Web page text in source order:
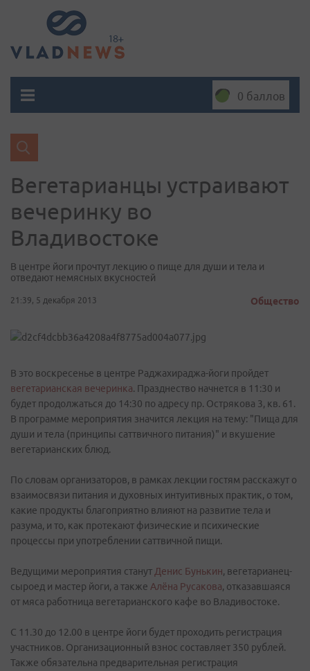
0 баллов
Вегетарианцы устраивают
вечеринку во
Владивостоке
В центре йоги прочтут лекцию о пище для души и тела и
отведают немясных вкусностей
21:39, 5 декабря 2013 Общество
В это воскресенье в центре Раджахираджа-йоги пройдет
вегетарианская вечеринка. Празднество начнется в 11:30 и
будет продолжаться до 14:30 по адресу пр. Острякова 3, кв. 61.
В программе мероприятия значится лекция на тему: "Пища для
души и тела (принципы саттвичного питания)" и вкушение
вегетарианских блюд.
По словам организаторов, в рамках лекции гостям расскажут о
взаимосвязи питания и духовных интуитивных практик, о том,
какие продукты благоприятно влияют на развитие тела и
разума, и то, как протекают физические и психические
процессы при употреблении саттвичной пищи.
Ведущими мероприятия станут Денис Бунькин, вегетарианец-
сыроед и мастер йоги, а также Алёна Русакова, отказавшаяся
от мяса работница вегетарианского кафе во Владивостоке.
С 11.30 до 12.00 в центре йоги будет проходить регистрация
участников. Организационный взнос составляет 350 рублей.
Также обязательна предварительная регистрация